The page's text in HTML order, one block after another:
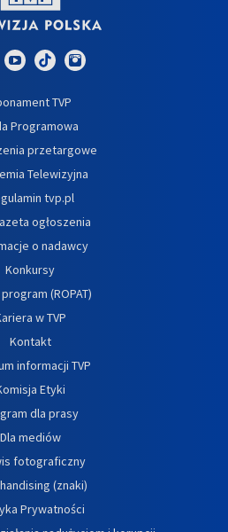
TVP
Programowa
przetargowe
Telewizyjna
tvp.pl
ogłoszenia
o nadawcy
Konkursy
(ROPAT)
w TVP
Kontakt
informacji TVP
Etyki
dla prasy
Dla mediów
fotograficzny
(znaki)
Prywatności